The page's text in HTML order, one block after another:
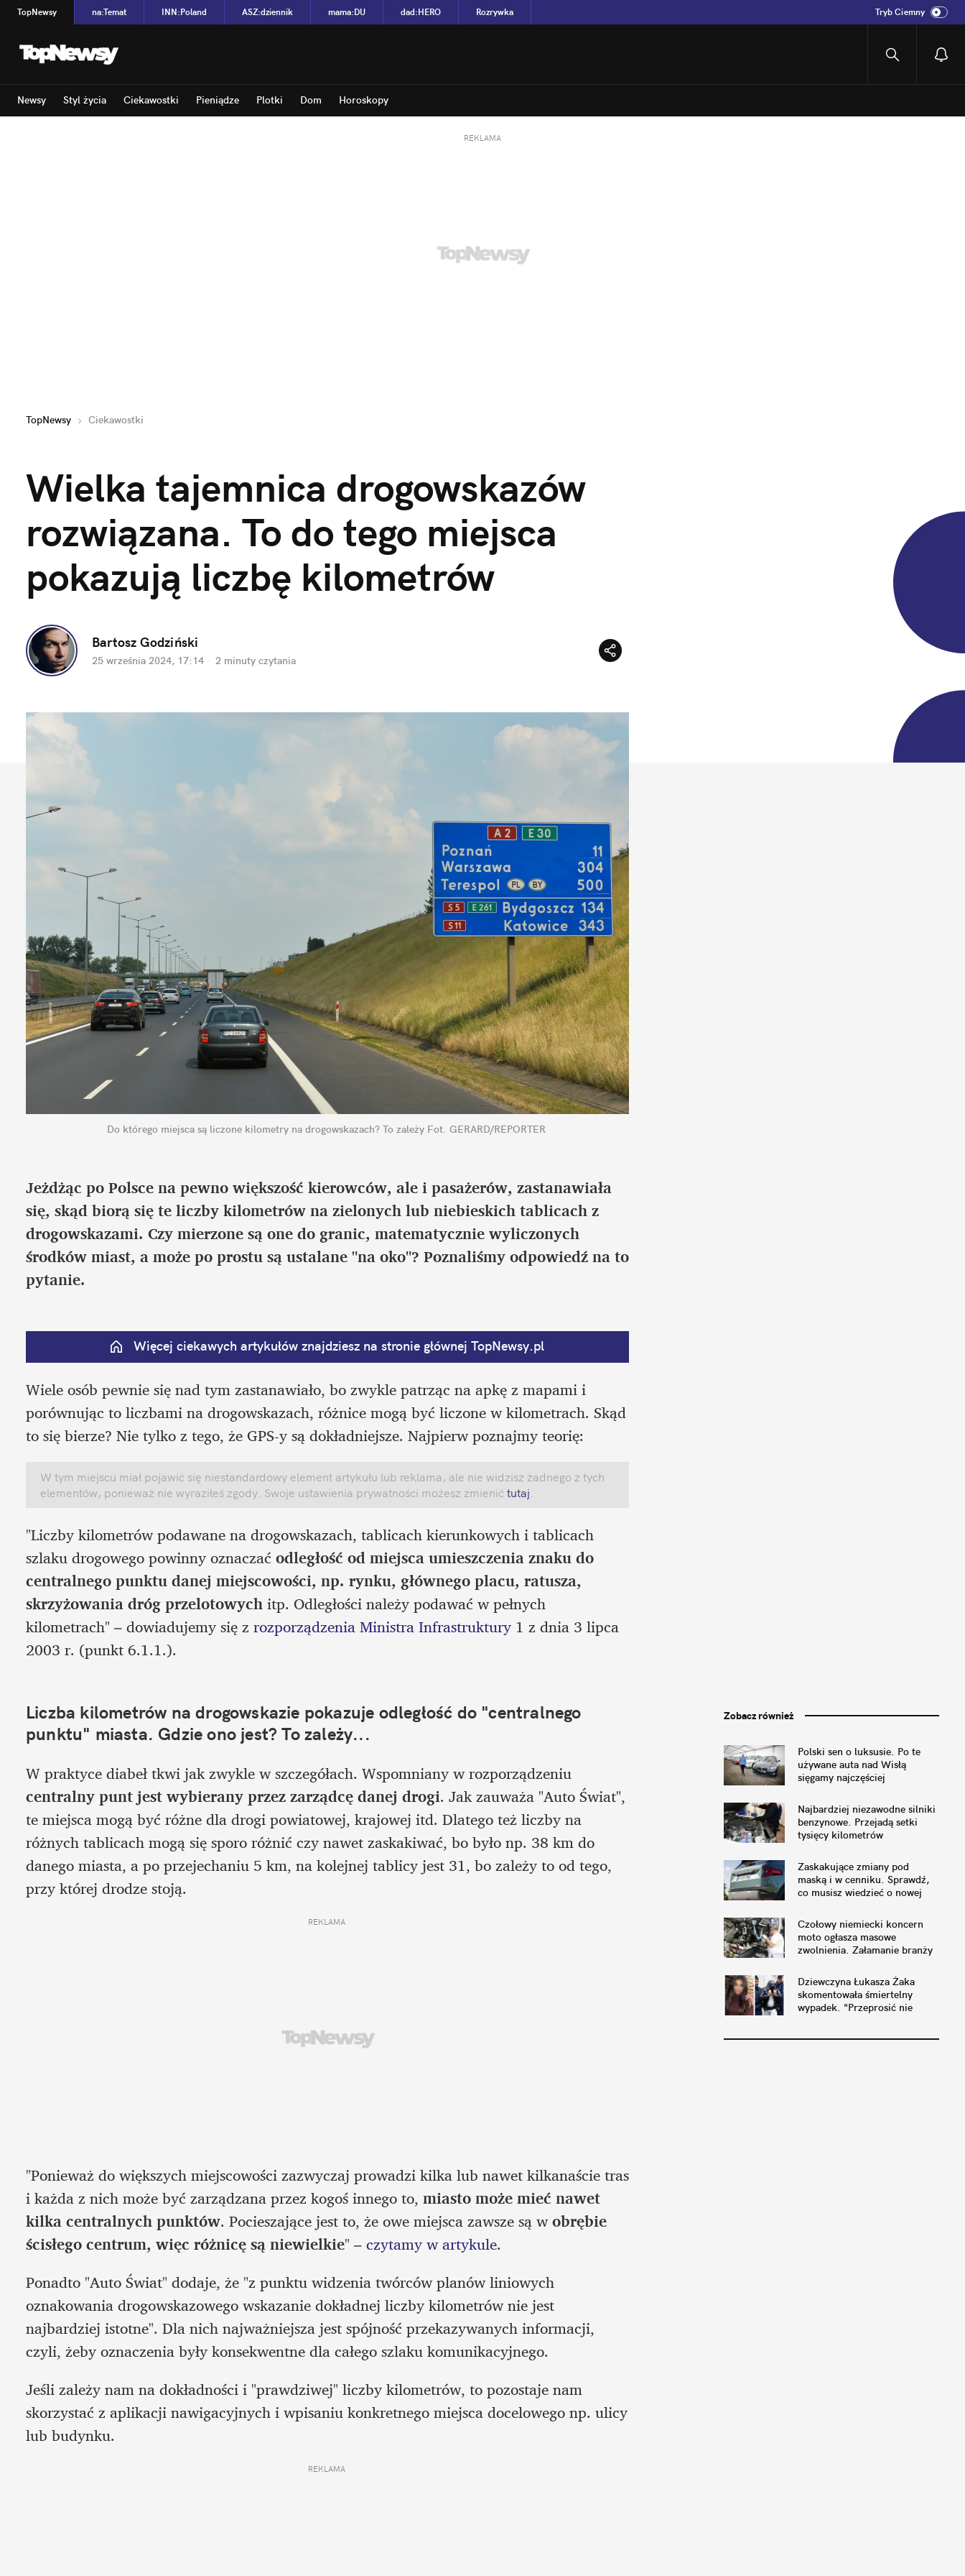
TopNewsy na:Temat INN:Poland ASZ:dziennik mama:DU dad:HERO Rozrywka Tryb Ciemny
Newsy Styl życia Ciekawostki Pieniądze Plotki Dom Horoskopy
REKLAMA
TopNewsy Ciekawostki
Wielka tajemnica drogowskazów
rozwiązana. To do tego miejsca
pokazują liczbę kilometrów
Bartosz Godziński
25 września 2024, 17:14 · 2 minuty czytania
Do którego miejsca są liczone kilometry na drogowskazach? To zależy Fot. GERARD/REPORTER
Jeżdżąc po Polsce na pewno większość kierowców, ale i pasażerów, zastanawiała
się, skąd biorą się te liczby kilometrów na zielonych lub niebieskich tablicach z
drogowskazami. Czy mierzone są one do granic, matematycznie wyliczonych
środków miast, a może po prostu są ustalane "na oko"? Poznaliśmy odpowiedź na to
pytanie.
Więcej ciekawych artykułów znajdziesz na stronie głównej TopNewsy.pl
Wiele osób pewnie się nad tym zastanawiało, bo zwykle patrząc na apkę z mapami i
porównując to liczbami na drogowskazach, różnice mogą być liczone w kilometrach. Skąd
to się bierze? Nie tylko z tego, że GPS-y są dokładniejsze. Najpierw poznajmy teorię:
W tym miejscu miał pojawić się niestandardowy element artykułu lub reklama, ale nie widzisz żadnego z tych
elementów, ponieważ nie wyraziłeś zgody. Swoje ustawienia prywatności możesz zmienić tutaj.
"Liczby kilometrów podawane na drogowskazach, tablicach kierunkowych i tablicach
szlaku drogowego powinny oznaczać odległość od miejsca umieszczenia znaku do
centralnego punktu danej miejscowości, np. rynku, głównego placu, ratusza,
skrzyżowania dróg przelotowych itp. Odległości należy podawać w pełnych
kilometrach" – dowiadujemy się z rozporządzenia Ministra Infrastruktury 1 z dnia 3 lipca
2003 r. (punkt 6.1.1.).
Liczba kilometrów na drogowskazie pokazuje odległość do "centralnego
punktu" miasta. Gdzie ono jest? To zależy...
centralny punt jest wybierany przez zarządcę danej drogi. Jak zauważa "Auto Świat",
te miejsca mogą być różne dla drogi powiatowej, krajowej itd. Dlatego też liczby na
różnych tablicach mogą się sporo różnić czy nawet zaskakiwać, bo było np. 38 km do
danego miasta, a po przejechaniu 5 km, na kolejnej tablicy jest 31, bo zależy to od tego,
przy której drodze stoją.
REKLAMA
"Ponieważ do większych miejscowości zazwyczaj prowadzi kilka lub nawet kilkanaście tras
i każda z nich może być zarządzana przez kogoś innego to, miasto może mieć nawet
kilka centralnych punktów. Pocieszające jest to, że owe miejsca zawsze są w obrębie
ścisłego centrum, więc różnicę są niewielkie" – czytamy w artykule.
Ponadto "Auto Świat" dodaje, że "z punktu widzenia twórców planów liniowych
oznakowania drogowskazowego wskazanie dokładnej liczby kilometrów nie jest
najbardziej istotne". Dla nich najważniejsza jest spójność przekazywanych informacji,
czyli, żeby oznaczenia były konsekwentne dla całego szlaku komunikacyjnego.
Jeśli zależy nam na dokładności i "prawdziwej" liczby kilometrów, to pozostaje nam
skorzystać z aplikacji nawigacyjnych i wpisaniu konkretnego miejsca docelowego np. ulicy
lub budynku.
REKLAMA
Zobacz również
Polski sen o luksusie. Po te
używane auta nad Wisłą
sięgamy najczęściej
Najbardziej niezawodne silniki
benzynowe. Przejadą setki
tysięcy kilometrów
Zaskakujące zmiany pod
maską i w cenniku. Sprawdź,
co musisz wiedzieć o nowej
Czołowy niemiecki koncern
moto ogłasza masowe
zwolnienia. Załamanie branży
Dziewczyna Łukasza Żaka
skomentowała śmiertelny
wypadek. "Przeprosić nie